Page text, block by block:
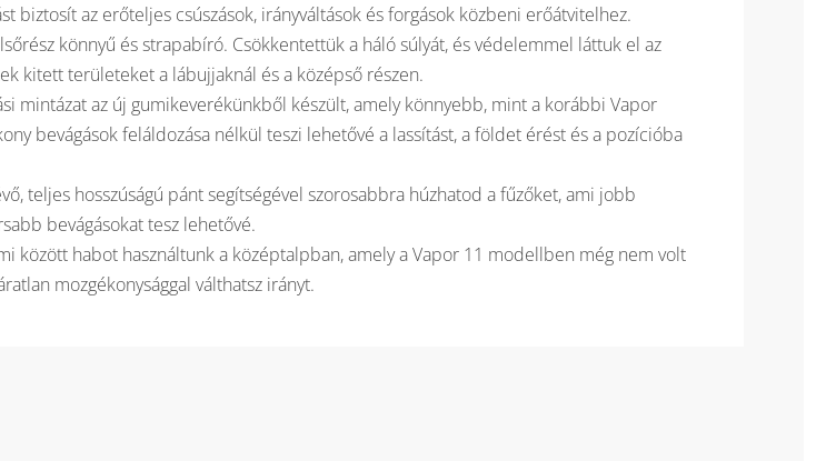
biztosít az erőteljes csúszások, irányváltások és forgások közbeni erőátvitelhez.
könnyű és strapabíró. Csökkentettük a háló súlyát, és védelemmel láttuk el az
kitett területeket a lábujjaknál és a középső részen.
mintázat az új gumikeverékünkből készült, amely könnyebb, mint a korábbi Vapor
bevágások feláldozása nélkül teszi lehetővé a lassítást, a földet érést és a pozícióba
teljes hosszúságú pánt segítségével szorosabbra húzhatod a fűzőket, ami jobb
bevágásokat tesz lehetővé.
között habot használtunk a középtalpban, amely a Vapor 11 modellben még nem volt
mozgékonysággal válthatsz irányt.